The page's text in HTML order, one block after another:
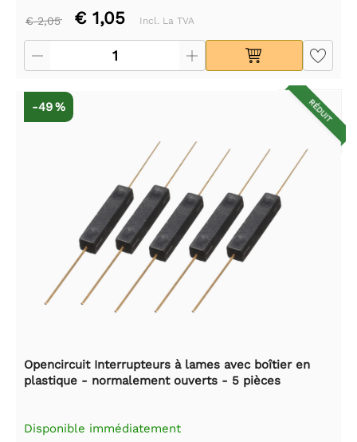
€ 2,05 € 1,05 Incl. La TVA
RÉDUIT
-49 %
Opencircuit Interrupteurs à lames avec boîtier en
plastique - normalement ouverts - 5 pièces
Disponible immédiatement